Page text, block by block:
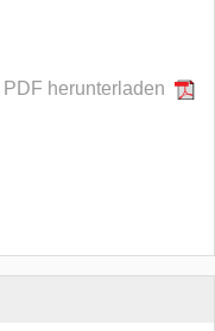
PDF herunterladen